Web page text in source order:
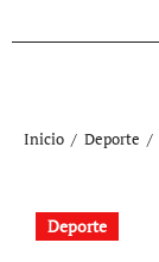
Inicio Deporte
Deporte